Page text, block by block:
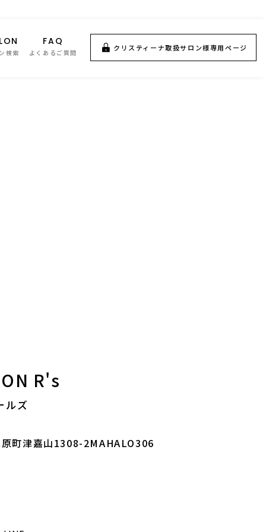
検索
FAQ
よくあるご質問
クリスティーナ取扱サロン様専用ページ
R's
ルズ
町津嘉山1308-2MAHALO306